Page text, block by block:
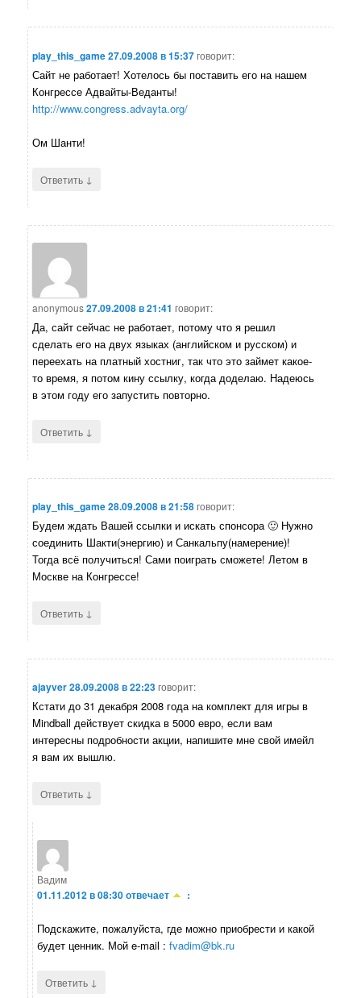
play_this_game27.09.2008 в 15:37говорит:
Сайт не работает! Хотелось бы поставить его на нашем
Конгрессе Адвайты-Веданты!
http://www.congress.advayta.org/
Ом Шанти!
Ответить ↓
anonymous27.09.2008 в 21:41 говорит:
Да, сайт сейчас не работает, потому что я решил
сделать его на двух языках (английском и русском) и
переехать на платный хостниг, так что это займет какое-
то время, я потом кину ссылку, когда доделаю. Надеюсь
в этом году его запустить повторно.
Ответить ↓
play_this_game28.09.2008 в 21:58говорит:
Будем ждать Вашей ссылки и искать спонсора 🙂 Нужно
соединить Шакти(энергию) и Санкальпу(намерение)!
Тогда всё получиться! Сами поиграть сможете! Летом в
Москве на Конгрессе!
Ответить ↓
ajayver28.09.2008 в 22:23говорит:
Кстати до 31 декабря 2008 года на комплект для игры в
Mindball действует скидка в 5000 евро, если вам
интересны подробности акции, напишите мне свой имейл
я вам их вышлю.
Ответить ↓
Вадим
01.11.2012 в 08:30отвечает :
Подскажите, пожалуйста, где можно приобрести и какой
будет ценник. Мой e-mail :fvadim@bk.ru
Ответить ↓